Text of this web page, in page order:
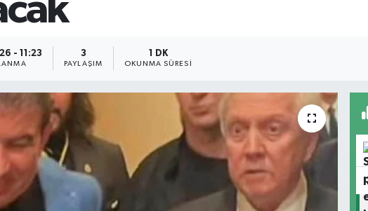
- 11:23 3
PAYLAŞIM
1 DK
OKUNMA SÜRESI